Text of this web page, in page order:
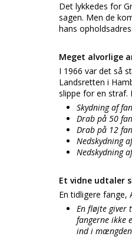
Det lykkedes for
sagen. Men de
hans
Meget alvorlige
I 1966 var det så
Landsretten i
slippe for en straf.
Skydning af
Drab på 50
Drab på 12
Nedskydning
Nedskydning
Et vidne udtaler
En tidligere fange,
En fløjte giver
fangerne ikke
ind i